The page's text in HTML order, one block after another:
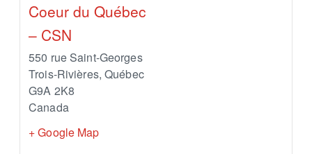
Coeur du Québec
– CSN
550 rue Saint-Georges
Trois-Rivières, Québec
G9A 2K8
Canada
+ Google Map